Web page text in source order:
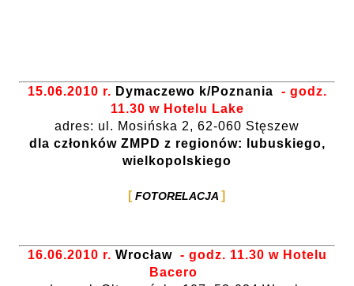
15.06.2010 r. Dymaczewo k/Poznania
- godz.
11.30 w Hotelu Lake
adres: ul. Mosińska 2, 62-060 Stęszew
dla członków ZMPD z regionów: lubuskiego,
wielkopolskiego
FOTORELACJA
16.06.2010 r. Wrocław
- godz. 11.30 w Hotelu
Bacero